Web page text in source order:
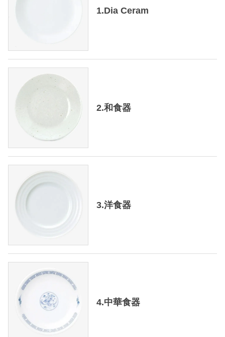
1.Dia Ceram
2.和食器
3.洋食器
4.中華食器